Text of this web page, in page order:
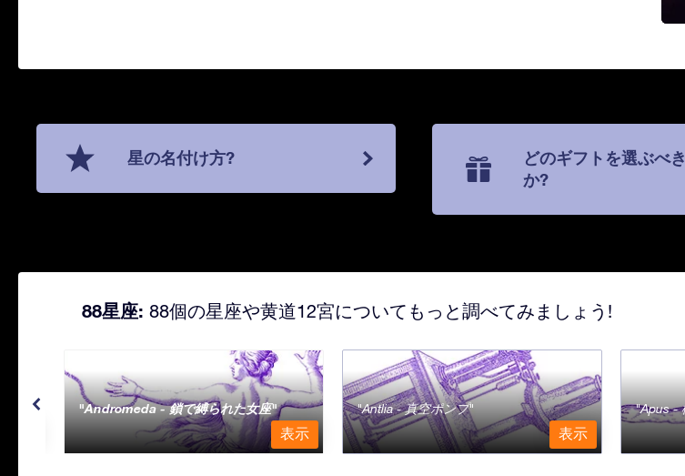
星の名付け方?
どのギフトを選ぶべ
か?
88星座: 88個の星座や黄道12宮についてもっと調べてみましょう!
Andromeda - 鎖で縛られた女座
表示
Antlia - 真空ポンプ
表示
Apus -